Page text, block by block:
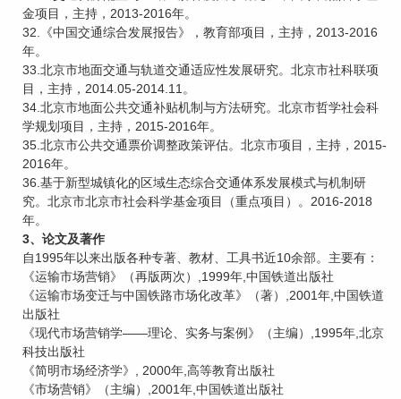
金项目，主持，2013-2016年。
32.《中国交通综合发展报告》，教育部项目，主持，2013-2016
年。
33.北京市地面交通与轨道交通适应性发展研究。北京市社科联项
目，主持，2014.05-2014.11。
34.北京市地面公共交通补贴机制与方法研究。北京市哲学社会科
学规划项目，主持，2015-2016年。
35.北京市公共交通票价调整政策评估。北京市项目，主持，2015-
2016年。
36.基于新型城镇化的区域生态综合交通体系发展模式与机制研
究。北京市北京市社会科学基金项目（重点项目）。2016-2018
年。
3、论文及著作
自1995年以来出版各种专著、教材、工具书近10余部。主要有：
《运输市场营销》（再版两次）,1999年,中国铁道出版社
《运输市场变迁与中国铁路市场化改革》（著）,2001年,中国铁道
出版社
《现代市场营销学——理论、实务与案例》（主编）,1995年,北京
科技出版社
《简明市场经济学》, 2000年,高等教育出版社
《市场营销》（主编）,2001年,中国铁道出版社